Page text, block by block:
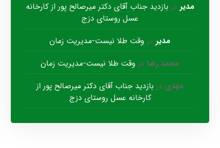
مدیر در بازدید جناب آقای دکتر میرصالح پور از کارخانه
عسل روستای دزج
مدیر در وقت طلا نیست-مدیریت زمان
محمد رضا در وقت طلا نیست-مدیریت زمان
مهدی در بازدید جناب آقای دکتر میرصالح پور از
کارخانه عسل روستای دزج